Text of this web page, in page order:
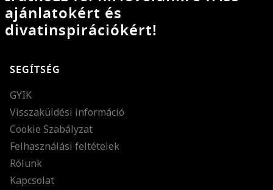
ajánlatokért és
divatinspirációkért!
SEGÍTSÉG
GYIK
Visszaküldési információ
Cookie Szabályzat
Felhasználási feltételek
Rólunk
Kapcsolat